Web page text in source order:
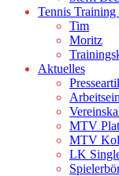
Tennis
Tim
Moritz
Aktuelles
MTV
MTV
LK